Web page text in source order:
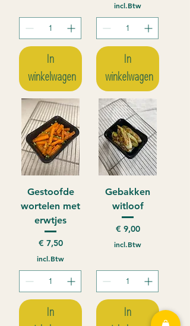
In
winkelwagen
incl.Btw
In
winkelwagen
Gestoofde
wortelen met
erwtjes
Prijs
€ 7,50
incl.Btw
In
Gebakken
witloof
Prijs
€ 9,00
incl.Btw
In